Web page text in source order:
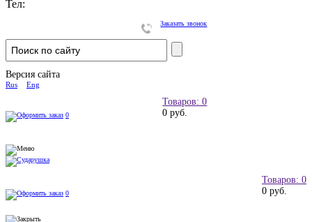
Заказать звонок
Версия сайта
Rus Eng
Товаров: 0
0 руб.
0
Товаров: 0
0 руб.
0